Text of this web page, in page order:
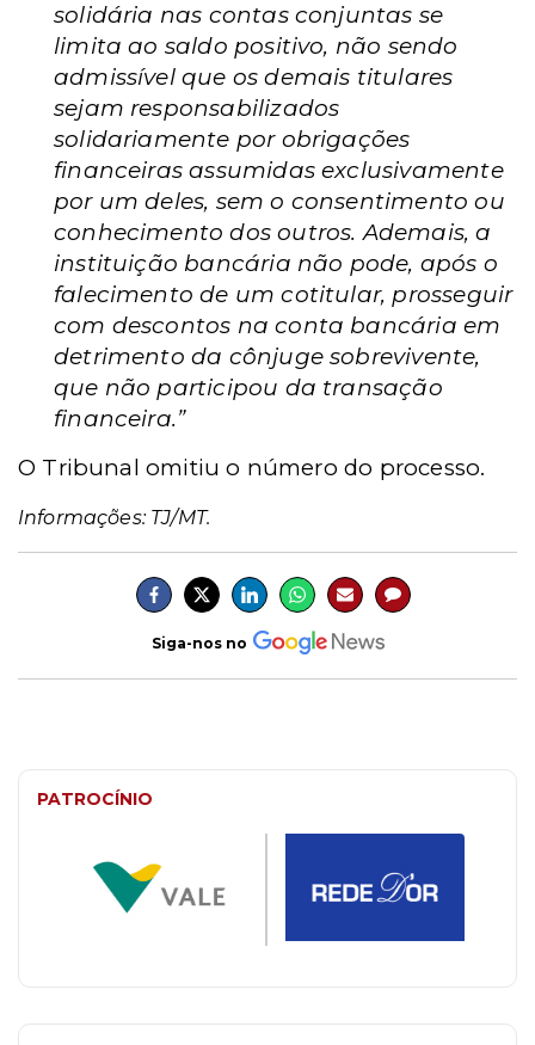
solidária nas contas conjuntas se
limita ao saldo positivo, não sendo
admissível que os demais titulares
sejam responsabilizados
solidariamente por obrigações
financeiras assumidas exclusivamente
por um deles, sem o consentimento ou
conhecimento dos outros. Ademais, a
instituição bancária não pode, após o
falecimento de um cotitular, prosseguir
com descontos na conta bancária em
detrimento da cônjuge sobrevivente,
que não participou da transação
financeira.”
O Tribunal omitiu o número do processo.
Informações: TJ/MT.
Siga-nos no
PATROCÍNIO